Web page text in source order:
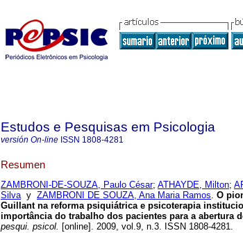
Estudos e Pesquisas em Psicologia
versión On-line ISSN 1808-4281
Resumen
ZAMBRONI-DE-SOUZA, Paulo César; ATHAYDE, Milton;
Silvay ZAMBRONI DE SOUZA, Ana Maria Ramos. O
Guillant na reforma psiquiátrica e psicoterapia
importância do trabalho dos pacientes para a abertura
pesqui. psicol. [online]. 2009, vol.9, n.3. ISSN 1808-4281.